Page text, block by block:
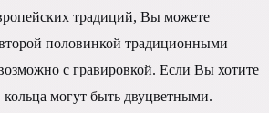
традиций, Вы можете
половинкой традиционными
с гравировкой. Если Вы хотите
кольца могут быть двуцветными.